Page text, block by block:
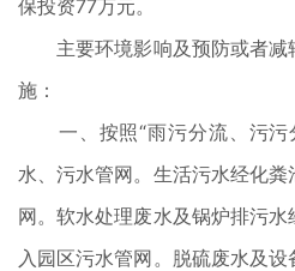
保投资77万元。
主要环境影响及预防或者减
施：
一、按照“雨污分流、污污
水、污水管网。生活污水经化
网。软水处理废水及锅炉排污
入园区污水管网。脱硫废水及